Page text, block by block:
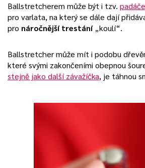
Ballstretcherem může být i tzv.
pro varlata, na který se dále dají
pro náročnější trestání„koulí“.
Ballstretcher může mít i podobu
které svými zakončeními obepnou
stejně jako další závažíčka, je táhnou